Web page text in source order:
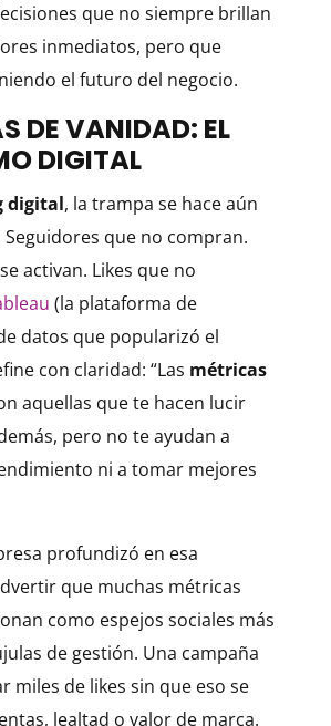
que no siempre brillan
inmediatos, pero que
el futuro del negocio.
DE VANIDAD: EL
DIGITAL
digital, la trampa se hace aún
Seguidores que no compran.
activan. Likes que no
(la plataforma de
datos que popularizó el
con claridad: “Las métricas
aquellas que te hacen lucir
pero no te ayudan a
ni a tomar mejores
profundizó en esa
que muchas métricas
como espejos sociales más
de gestión. Una campaña
miles de likes sin que eso se
lealtad o valor de marca.